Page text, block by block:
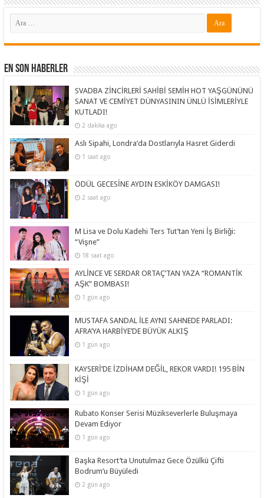
En Son Haberler
SVADBA ZİNCİRLERİ SAHİBİ SEMİH HOT YAŞGÜNÜNÜ
SANAT VE CEMİYET DÜNYASININ ÜNLÜ İSİMLERİYLE
KUTLADI!
2 dakika ago
Aslı Sipahi, Londra’da Dostlarıyla Hasret Giderdi
1 saat ago
ÖDÜL GECESİNE AYDIN ESKİKÖY DAMGASI!
2 saat ago
M Lisa ve Dolu Kadehi Ters Tut’tan Yeni İş Birliği:
“Vişne”
18 saat ago
AYLİNCE VE SERDAR ORTAÇ’TAN YAZA “ROMANTİK
AŞK” BOMBASI!
1 gün ago
MUSTAFA SANDAL İLE AYNI SAHNEDE PARLADI:
AFRA’YA HARBİYE’DE BÜYÜK ALKIŞ
1 gün ago
KAYSERİ’DE İZDİHAM DEĞİL, REKOR VARDI! 195 BİN
KİŞİ
1 gün ago
Rubato Konser Serisi Müzikseverlerle Buluşmaya
Devam Ediyor
1 gün ago
Başka Resort’ta Unutulmaz Gece Özülkü Çifti
Bodrum’u Büyüledi
2 gün ago